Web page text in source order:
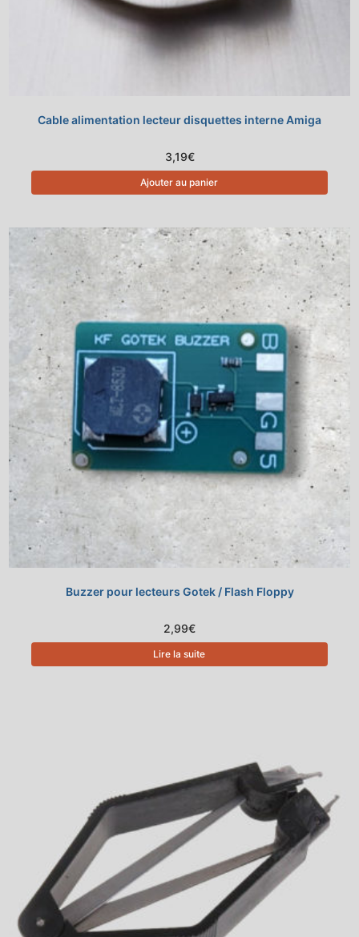
Cable alimentation lecteur disquettes interne Amiga
3,19€
Ajouter au panier
Buzzer pour lecteurs Gotek / Flash Floppy
2,99€
Lire la suite